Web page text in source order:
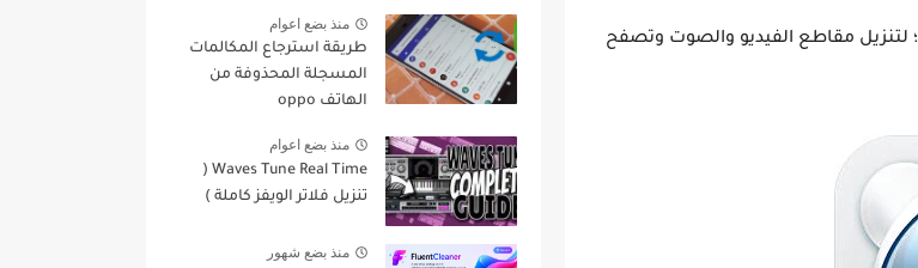
؛ لتنزيل مقاطع الفيديو والصوت وتصفح
منذ بضع اعوام
طريقة استرجاع المكالمات
المسجلة المحذوفة من
الهاتف oppo
منذ بضع اعوام
Waves Tune Real Time (
تنزيل فلاتر الويفز كاملة )
منذ بضع شهور